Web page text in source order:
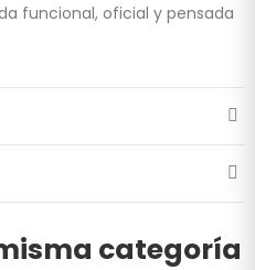
funcional, oficial y pensada
categoría